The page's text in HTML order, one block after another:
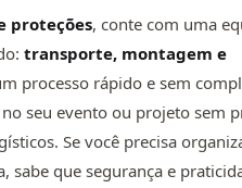
proteções, conte com uma
transporte, montagem e
processo rápido e sem
seu evento ou projeto sem
Se você precisa
sabe que segurança e